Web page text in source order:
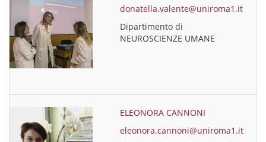
donatella.valente@uniroma1.it
Dipartimento di
NEUROSCIENZE UMANE
ELEONORA CANNONI
eleonora.cannoni@uniroma1.it